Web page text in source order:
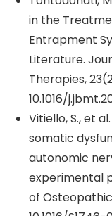
in the
Entrapment
Literature.
Therapies,
10.1016/
Vitiello, S., et
somatic
autonomic
experimental
of